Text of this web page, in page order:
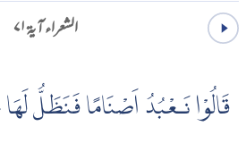
الشعراء آية ۷۱
قَالُوْا نَـعْبُدُ اَصْنَامًا فَنَظَلُّ